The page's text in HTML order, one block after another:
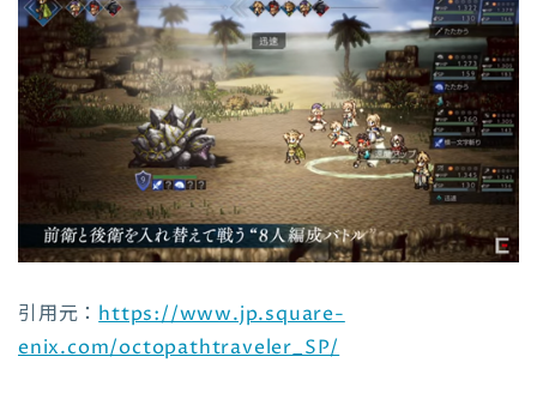
引用元： https://www.jp.square-
enix.com/octopathtraveler_SP/